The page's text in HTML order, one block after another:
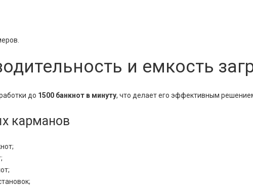
и емкость
до 1500 банкнот в минуту, что делает его эффективным
карманов